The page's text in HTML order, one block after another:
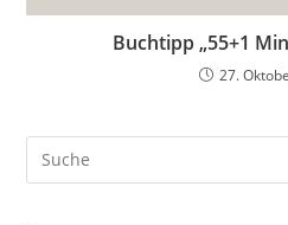
Buchtipp „55+1
27.
Search
this